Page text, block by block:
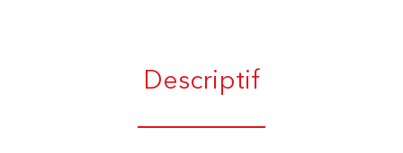
Descriptif